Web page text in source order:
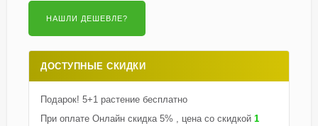
ДОСТУПНЫЕ СКИДКИ
Подарок! 5+1 растение бесплатно
При оплате Онлайн скидка 5% , цена со скидкой 1